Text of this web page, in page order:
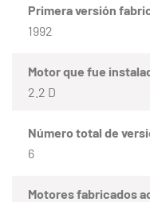
Primera versión
1992
Motor que fue
2.2 D
Número total de
6
Motores fabricados